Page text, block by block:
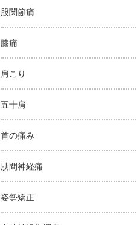
股関節痛
膝痛
肩こり
五十肩
首の痛み
肋間神経痛
姿勢矯正